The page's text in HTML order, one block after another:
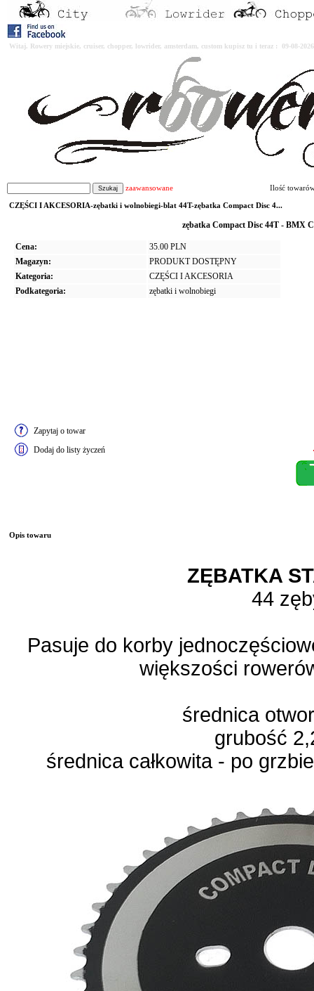
Witaj. Rowery miejskie, cruiser, chopper, lowrider, amsterdam, custom kupisz tu i teraz : 09-08-
zaawansowane Ilość
CZĘŚCI I AKCESORIA-zębatki i wolnobiegi-blat 44T-zębatka Compact Disc 4...
zębatka Compact Disc 44T - BMX
Cena:
35.00 PLN
Magazyn:
PRODUKT DOSTĘPNY
Kategoria:
CZĘŚCI I AKCESORIA
Podkategoria:
zębatki i wolnobiegi
Zapytaj o towar
Dodaj do listy życzeń
Opis towaru
ZĘBATKA
44
Pasuje do korby
większości
średnica
grubość
średnica całkowita - po